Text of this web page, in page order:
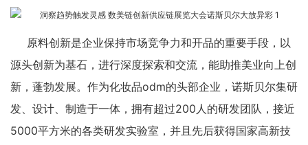
原料创新是企业保持市场竞争力和开品的重要手段，以
源头创新为基石，进行深度探索和交流，能助推美业向上创
新，蓬勃发展。作为化妆品odm的头部企业，诺斯贝尔集研
发、设计、制造于一体，拥有超过200人的研发团队，接近
5000平方米的各类研发实验室，并且先后获得国家高新技